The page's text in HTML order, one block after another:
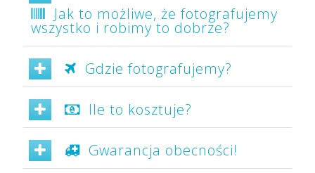
Jak to możliwe, że fotografujemy
wszystko i robimy to dobrze?
Gdzie fotografujemy?
Ile to kosztuje?
Gwarancja obecności!